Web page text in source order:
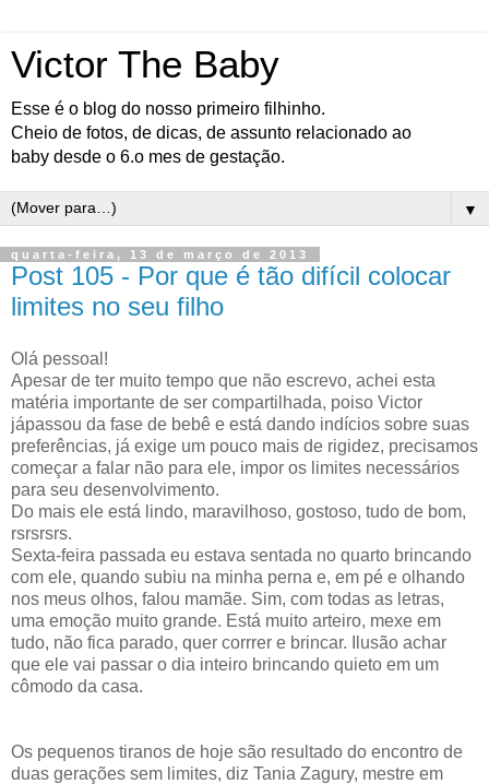
Victor The Baby
Esse é o blog do nosso primeiro filhinho.
Cheio de fotos, de dicas, de assunto relacionado ao
baby desde o 6.o mes de gestação.
▼
quarta-feira, 13 de março de 2013
Post 105 - Por que é tão difícil colocar
limites no seu filho
Olá pessoal!
Apesar de ter muito tempo que não escrevo, achei esta
matéria importante de ser compartilhada, poiso Victor
jápassou da fase de bebê e está dando indícios sobre suas
preferências, já exige um pouco mais de rigidez, precisamos
começar a falar não para ele, impor os limites necessários
para seu desenvolvimento.
Do mais ele está lindo, maravilhoso, gostoso, tudo de bom,
rsrsrsrs.
Sexta-feira passada eu estava sentada no quarto brincando
com ele, quando subiu na minha perna e, em pé e olhando
nos meus olhos, falou mamãe. Sim, com todas as letras,
uma emoção muito grande. Está muito arteiro, mexe em
tudo, não fica parado, quer corrrer e brincar. Ilusão achar
que ele vai passar o dia inteiro brincando quieto em um
cômodo da casa.
Os pequenos tiranos de hoje são resultado do encontro de
duas gerações sem limites, diz Tania Zagury, mestre em